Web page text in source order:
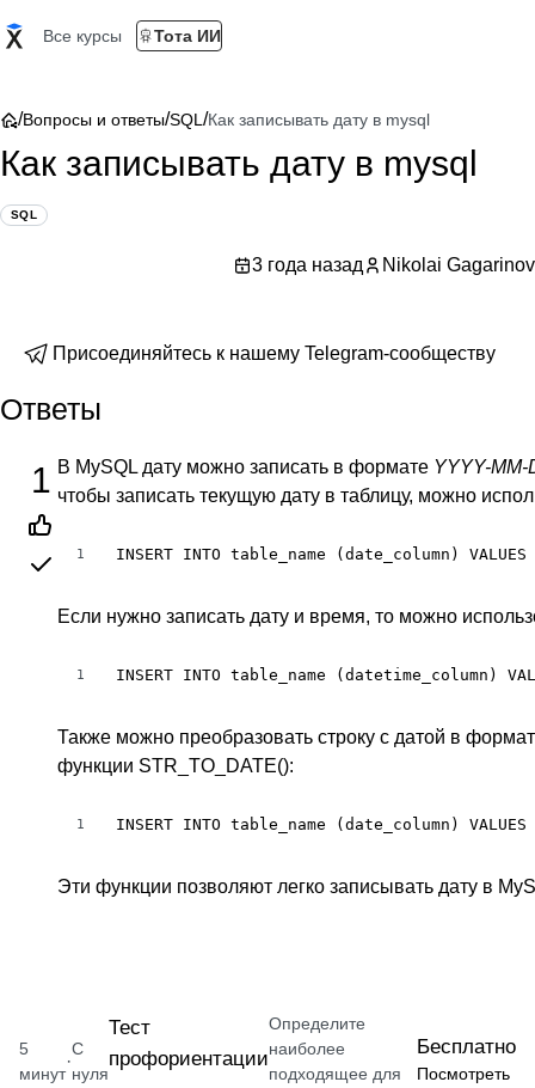
Все курсы Тота ИИ
/Вопросы и ответы/SQL /Как записывать дату в mysql
Как записывать дату в mysql
SQL
3 года назад Nikolai Gagarinov
Присоединяйтесь к нашему Telegram-сообществу
Ответы
1 В MySQL дату можно записать в формате YYYY-MM-
чтобы записать текущую дату в таблицу, можно
1 INSERT INTO table_name (date_column) VALUES
Если нужно записать дату и время, то можно
1 INSERT INTO table_name (datetime_column)
Также можно преобразовать строку с датой в
функции STR_TO_DATE():
1 INSERT INTO table_name (date_column)
Эти функции позволяют легко записывать дату в
5
минут
·
С
нуля
Тест
профориентации
Определите
наиболее
подходящее для
Бесплатно
Посмотреть